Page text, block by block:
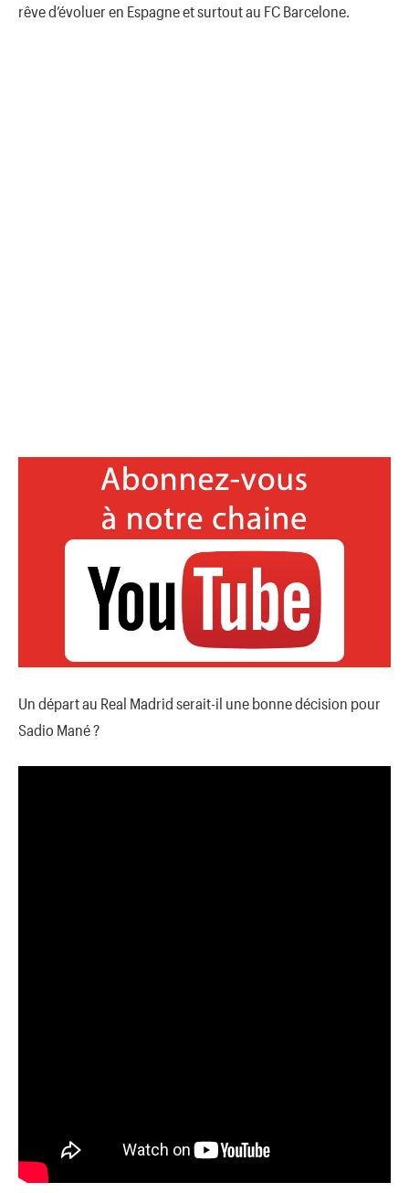
rêve d’évoluer en Espagne et surtout au FC Barcelone.
Un départ au Real Madrid serait-il une bonne décision pour
Sadio Mané ?